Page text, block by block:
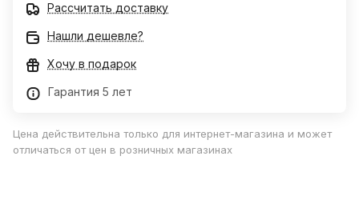
Рассчитать доставку
Нашли дешевле?
Хочу в подарок
Гарантия 5 лет
Цена действительна только для интернет-магазина и может
отличаться от цен в розничных магазинах